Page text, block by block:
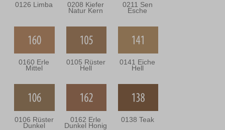
0126 Limba 0208 Kiefer
Natur Kern
0211 Sen
Esche
0160 Erle
Mittel
0105 Rüster
Hell
0141 Eiche
Hell
0106 Rüster
Dunkel
0162 Erle
Dunkel Honig
0138 Teak